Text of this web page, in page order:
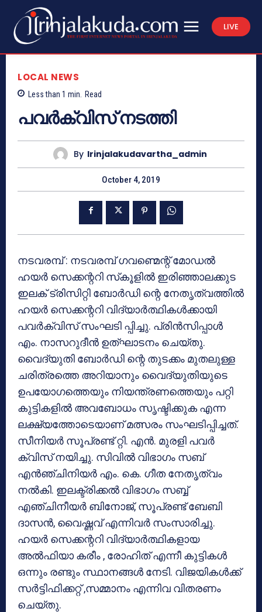
LIVE
LOCAL NEWS
Less than 1 min. Read
പവര്‍ക്വിസ് നടത്തി
By Irinjalakudavartha_admin
October 4, 2019
നടവരമ്പ് : നടവരമ്പ് ഗവണ്മെന്റ് മോഡല്‍
ഹയര്‍ സെക്കന്ററി സ്‌കൂളില്‍ ഇരിഞ്ഞാലക്കുട
ഇലക് ട്രിസിറ്റി ബോര്‍ഡി ന്റെ നേതൃത്വത്തില്‍
ഹയര്‍ സെക്കന്ററി വിദ്യാര്‍ത്ഥികള്‍ക്കായി
പവര്‍ക്വിസ് സംഘടി പ്പിച്ചു. പ്രിന്‍സിപ്പാള്‍
എം. നാസറുദീന്‍ ഉത്ഘാടനം ചെയ്തു.
വൈദ്യുതി ബോര്‍ഡി ന്റെ തുടക്കം മുതലുള്ള
ചരിത്രത്തെ അറിയാനും വൈദ്യുതിയുടെ
ഉപയോഗത്തെയും നിയന്ത്രണത്തെയും പറ്റി
കുട്ടികളില്‍ അവബോധം സൃഷ്ടിക്കുക എന്ന
ലക്ഷ്യത്തോടെയാണ് മത്സരം സംഘടിപ്പിച്ചത്.
സീനിയര്‍ സൂപ്രണ്ട് റ്റി. എന്‍. മുരളി പവര്‍
ക്വിസ് നയിച്ചു. സിവില്‍ വിഭാഗം സബ്
എന്‍ഞ്ചിനിയര്‍ എം. കെ. ഗീത നേതൃത്വം
നല്‍കി. ഇലക്ട്രിക്കല്‍ വിഭാഗം സബ്ബ്
എഞ്ചിനീയര്‍ ബിനോജ്, സൂപ്രണ്ട് ബേബി
ദാസന്‍, വൈഷ്ണവ് എന്നിവര്‍ സംസാരിച്ചു.
ഹയര്‍ സെക്കന്ററി വിദ്യാര്‍ത്ഥികളായ
അല്‍ഫിയാ കരീം , രോഹിത് എന്നീ കുട്ടികള്‍
ഒന്നും രണ്ടും സ്ഥാനങ്ങള്‍ നേടി. വിജയികള്‍ക്ക്
സര്‍ട്ടിഫിക്കറ്റ് ,സമ്മാനം എന്നിവ വിതരണം
ചെയ്തു.